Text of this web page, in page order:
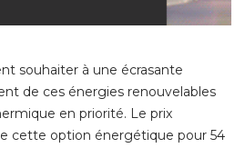
souhaiter à une écrasante
de ces énergies renouvelables
en priorité. Le prix
cette option énergétique pour 54